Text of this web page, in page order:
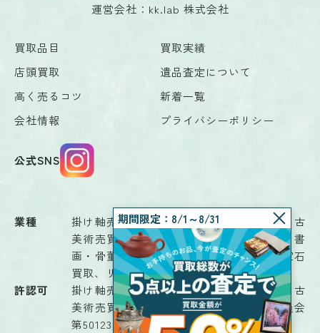
期間限定：8/1～8/31
運営会社：kk.lab 株式会社
買取品目
買取実績
店頭買取
遺品査定について
高く売るコツ
新着一覧
会社情報
プライバシーポリシー
公式SNS
業種
掛け軸売買、骨董品鑑定業、骨董品売買、古
美術売買、古物商、茶道具、書画鑑定業、書
画・骨董品商、書画売買、古道具販売、宝石
買取、リサイクルショップ、解体業
許認可
掛け軸売買、骨董品鑑定業、骨董品売買、古
美術売買、古物（古物商）富山県公安委員会
第501230008701号